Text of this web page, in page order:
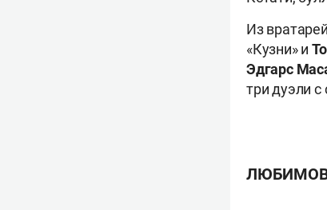
Из
«Кузни» и
Эдгарс
три дуэли
ЛЮБИМОВ